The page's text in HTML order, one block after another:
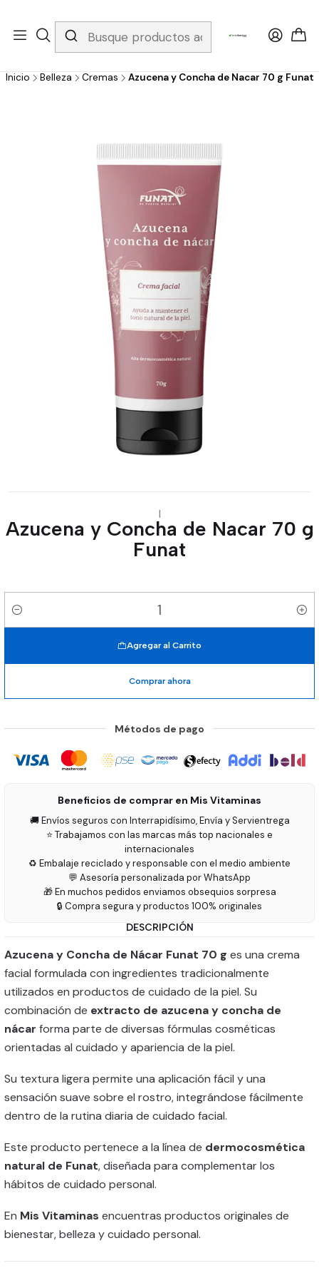
Whatsapp 3229079958/ Fijo 6019251796 / Envios a todo el país y
gratis apartir de 199.000!
Inicio Belleza Cremas Azucena y Concha de Nacar 70 g Funat
|
Azucena y Concha de Nacar 70 g
Funat
Cantidad
Agregar al Carrito
Comprar ahora
Métodos de pago
Beneficios de comprar en Mis Vitaminas
🚚 Envíos seguros con Interrapidísimo, Envía y Servientrega
⭐ Trabajamos con las marcas más top nacionales e
internacionales
♻️ Embalaje reciclado y responsable con el medio ambiente
💬 Asesoría personalizada por WhatsApp
🎁 En muchos pedidos enviamos obsequios sorpresa
🔒 Compra segura y productos 100% originales
DESCRIPCIÓN
Azucena y Concha de Nácar Funat 70 g es una crema
facial formulada con ingredientes tradicionalmente
utilizados en productos de cuidado de la piel. Su
combinación de extracto de azucena y concha de
nácar forma parte de diversas fórmulas cosméticas
orientadas al cuidado y apariencia de la piel.
Su textura ligera permite una aplicación fácil y una
sensación suave sobre el rostro, integrándose fácilmente
dentro de la rutina diaria de cuidado facial.
Este producto pertenece a la línea de dermocosmética
natural de Funat, diseñada para complementar los
hábitos de cuidado personal.
En Mis Vitaminas encuentras productos originales de
bienestar, belleza y cuidado personal.